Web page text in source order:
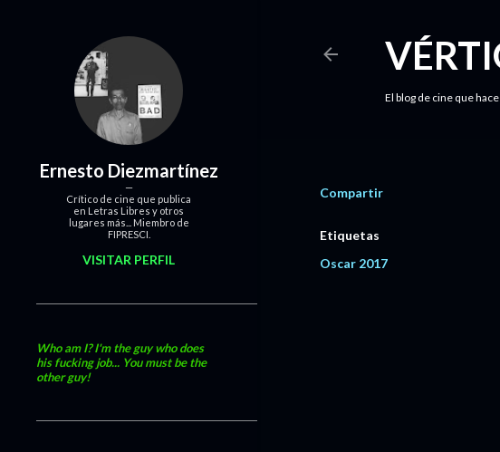
El blog de cine que hace
Compartir
Etiquetas
Oscar 2017
Ernesto Diezmartínez
Crítico de cine que publica
en Letras Libres y otros
lugares más... Miembro de
FIPRESCI.
VISITAR PERFIL
Who am I? I'm the guy who does
his fucking job... You must be the
other guy!